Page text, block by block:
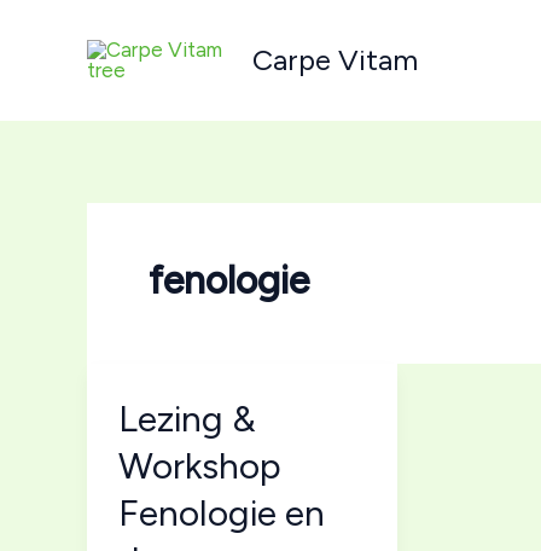
Carpe Vitam
fenologie
Lezing &
Workshop
Fenologie en